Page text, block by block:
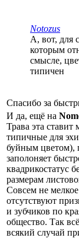
Notozus
А, вот, для
которым
смысле,
типичен
Спасибо за
И да, ещё на
Трава эта
типичные для
буйным цветом),
заполоняет
квадрикостатус
размерам
Совсем не
отсутствуют
и зубчиков по
общество. Так
всякий случай